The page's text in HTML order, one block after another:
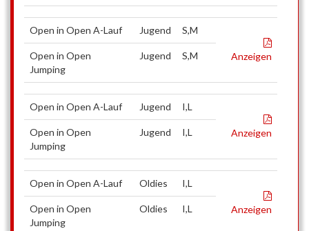
Open in Open A-Lauf Jugend S,M
Anzeigen
Open in Open
Jumping
Jugend S,M
Open in Open A-Lauf Jugend I,L
Anzeigen
Open in Open
Jumping
Jugend I,L
Open in Open A-Lauf Oldies I,L
Anzeigen
Open in Open
Jumping
Oldies I,L